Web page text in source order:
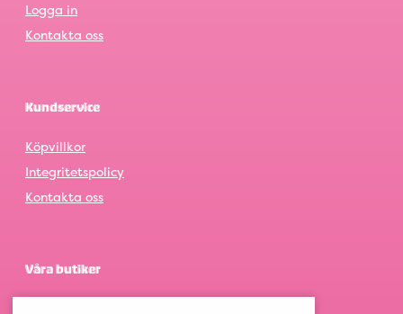
Logga in
Kontakta oss
Kundservice
Köpvillkor
Integritetspolicy
Kontakta oss
Våra butiker